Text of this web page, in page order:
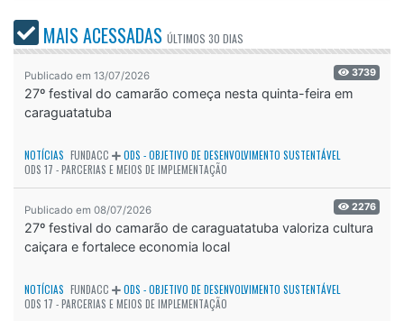
MAIS ACESSADAS ÚLTIMOS 30 DIAS
Publicado em 13/07/2026 3739
27º festival do camarão começa nesta quinta-feira em
caraguatatuba
NOTÍCIAS FUNDACC
ODS - OBJETIVO DE DESENVOLVIMENTO SUSTENTÁVEL
ODS 17 - PARCERIAS E MEIOS DE IMPLEMENTAÇÃO
Publicado em 08/07/2026 2276
27º festival do camarão de caraguatatuba valoriza cultura
caiçara e fortalece economia local
NOTÍCIAS FUNDACC
ODS - OBJETIVO DE DESENVOLVIMENTO SUSTENTÁVEL
ODS 17 - PARCERIAS E MEIOS DE IMPLEMENTAÇÃO